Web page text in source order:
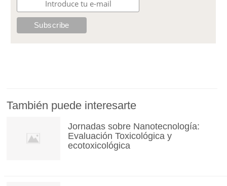
También puede interesarte
Jornadas sobre Nanotecnología:
Evaluación Toxicológica y
ecotoxicológica